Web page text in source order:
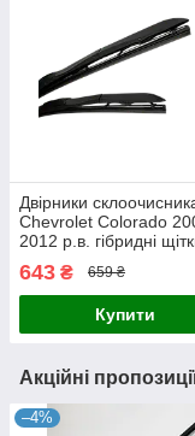
Двірники
Chevrolet Colorado
2012 р.в. гібридні
(комплект 2 шт.)
643 ₴ 659 ₴
Купити
Акційні
–4%